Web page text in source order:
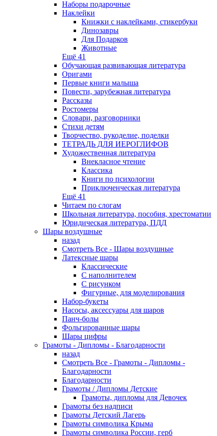
Наборы подарочные
Наклейки
Книжки с наклейками, стикербуки
Динозавры
Для Подарков
Животные
Ещё 41
Обучающая развивающая литература
Оригами
Первые книги малыша
Повести, зарубежная литература
Рассказы
Ростомеры
Словари, разговорники
Стихи детям
Творчество, рукоделие, поделки
ТЕТРАДЬ ДЛЯ ИЕРОГЛИФОВ
Художественная литература
Внекласное чтение
Классика
Книги по психологии
Приключенческая литература
Ещё 41
Читаем по слогам
Школьная литература, пособия, хрестоматии
Юридическая литература, ПДД
Шары воздушные
назад
Смотреть Все - Шары воздушные
Латексные шары
Классические
С наполнителем
С рисунком
Фигурные, для моделирования
Набор-букеты
Насосы, аксессуары для шаров
Панч-болы
Фольгированные шары
Шары цифры
Грамоты - Дипломы - Благодарности
назад
Смотреть Все - Грамоты - Дипломы -
Благодарности
Благодарности
Грамоты / Дипломы Детские
Грамоты, дипломы для Девочек
Грамоты без надписи
Грамоты Детский Лагерь
Грамоты символика Крыма
Грамоты символика России, герб